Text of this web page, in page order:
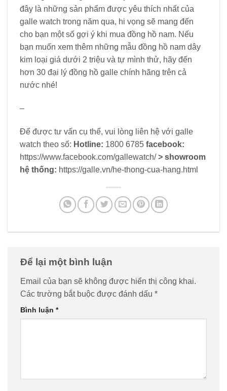
đây là những sản phẩm được yêu thích nhất của
galle watch trong năm qua, hi vọng sẽ mang đến
cho bạn một số gợi ý khi mua đồng hồ nam. Nếu
bạn muốn xem thêm những mẫu đồng hồ nam dây
kim loại giá dưới 2 triệu và tự mình thử, hãy đến
hơn 30 đại lý đồng hồ galle chính hãng trên cả
nước nhé!
–
Để được tư vấn cụ thể, vui lòng liên hệ với galle
watch theo số: Hotline: 1800 6785 facebook:
https://www.facebook.com/gallewatch/> showroom
hệ thống: https://galle.vn/he-thong-cua-hang.html
Để lại một bình luận
Email của bạn sẽ không được hiển thị công khai.
Các trường bắt buộc được đánh dấu *
Bình luận *